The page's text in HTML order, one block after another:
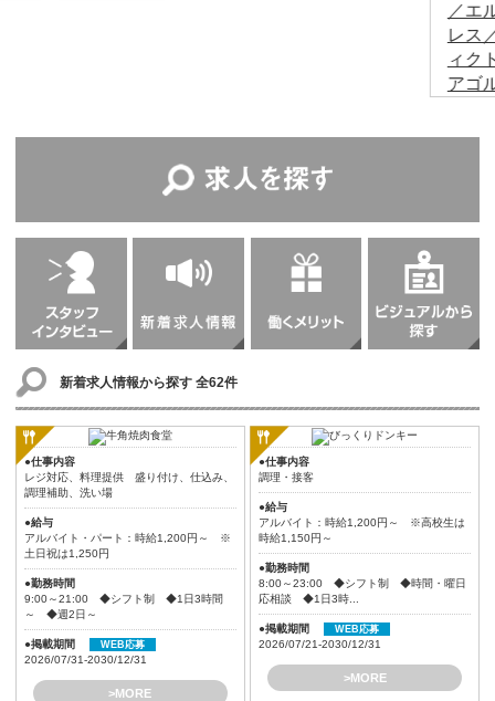
新着求人情報から探す 全62件
●仕事内容
レジ対応、料理提供 盛り付け、仕込み、
調理補助、洗い場
●給与
アルバイト・パート：時給1,200円～ ※
土日祝は1,250円
●勤務時間
9:00～21:00 ◆シフト制 ◆1日3時間
～ ◆週2日～
●掲載期間 WEB応募
2026/07/31-2030/12/31
>MORE
●仕事内容
調理・接客
●給与
アルバイト：時給1,200円～ ※高校生は
時給1,150円～
●勤務時間
8:00～23:00 ◆シフト制 ◆時間・曜日
応相談 ◆1日3時...
●掲載期間 WEB応募
2026/07/21-2030/12/31
>MORE